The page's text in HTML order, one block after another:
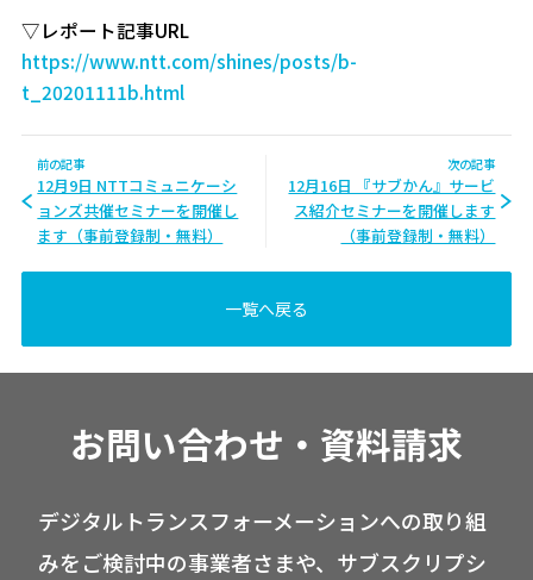
▽レポート記事URL
https://www.ntt.com/shines/posts/b-
t_20201111b.html
前の記事
12月9日 NTTコミュニケーシ
ョンズ共催セミナーを開催し
ます（事前登録制・無料）
次の記事
12月16日 『サブかん』サービ
ス紹介セミナーを開催します
（事前登録制・無料）
一覧へ戻る
お問い合わせ・資料請求
デジタルトランスフォーメーションへの取り組
みをご検討中の事業者さまや、サブスクリプシ